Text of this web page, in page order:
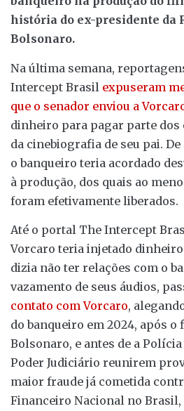
história do ex-presidente da
Bolsonaro.
Na última semana,
Intercept Brasil expuseram
que o senador enviou a
dinheiro para pagar parte dos
da cinebiografia de seu pai.
o banqueiro teria acordado
à produção, dos quais ao
foram efetivamente liberados.
Até o portal The Intercept
Vorcaro teria injetado
dizia não ter relações com o
vazamento de seus áudios,
contato com Vorcaro,
do banqueiro em 2024, após
Bolsonaro, e antes de a Polícia
Poder Judiciário reunirem
maior fraude já cometida
Financeiro Nacional no Brasil,